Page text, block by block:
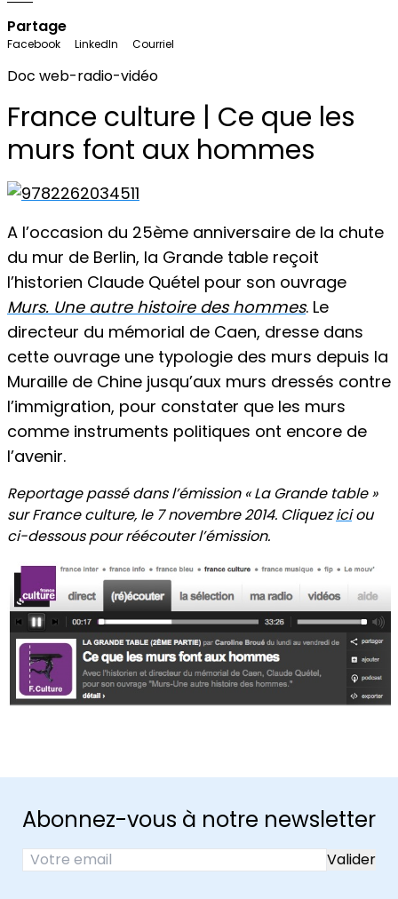
Partage
Facebook LinkedIn Courriel
Doc web-radio-vidéo
France culture | Ce que les
murs font aux hommes
A l’occasion du 25ème anniversaire de la chute
du mur de Berlin, la Grande table reçoit
l’historien Claude Quétel pour son ouvrage
Murs. Une autre histoire des hommes. Le
directeur du mémorial de Caen, dresse dans
cette ouvrage une typologie des murs depuis la
Muraille de Chine jusqu’aux murs dressés contre
l’immigration, pour constater que les murs
comme instruments politiques ont encore de
l’avenir.
Reportage passé dans l’émission « La Grande table »
sur France culture, le 7 novembre 2014. Cliqueziciou
ci-dessous pour réécouter l’émission.
Abonnez-vous à notre newsletter